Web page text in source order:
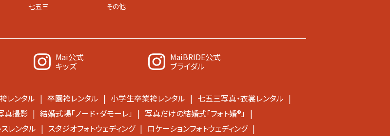
七五三
その他
Mai公式
キッズ
MaiBRIDE公式
ブライダル
レンタル 卒園袴レンタル 小学生卒業袴レンタル
七五三写真・衣裳レンタル
真撮影 結婚式場「ノード・ダモーレ」
写真だけの結婚式「フォト婚®」
レンタル スタジオフォトウェディング ロケーションフォトウェディング